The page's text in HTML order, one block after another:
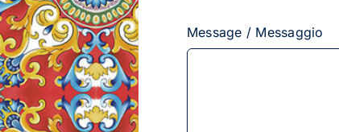
Message / Messaggio